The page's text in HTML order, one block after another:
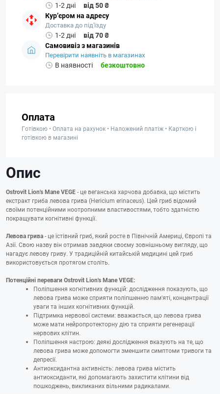
1-2 дні
від 50 ₴
Кур’єром на адресу
Доставка до під'їзду
1-2 дні
від 70 ₴
Самовивіз з магазинів
Перевірити наявніть в магазинах
В наявності безкоштовно
Оплата
Готівкою • Оплата на рахунок • Наложений платіж • Карткою і
готівкою в магазині
Опис
Ostrovit Lion's Mane VEGE- це веганська харчова добавка, що містить
екстракт гриба левова грива (Hericium erinaceus). Цей гриб відомий
своїми потенційними ноотропними властивостями, тобто здатністю
покращувати когнітивні функції.
Левова грива- це їстівний гриб, який росте в Північній Америці, Європі та
Азії. Свою назву він отримав завдяки своєму зовнішньому вигляду, що
нагадує левову гриву. У традиційній китайській медицині цей гриб
використовується протягом століть.
Потенційні переваги Ostrovit Lion's Mane VEGE:
Поліпшення когнітивних функцій: дослідження показують, що
левова грива може сприяти поліпшенню пам'яті, концентрації
уваги та інших когнітивних функцій.
Підтримка нервової системи: вважається, що левова грива
може мати нейропротекторну дію та сприяти регенерації
нервових клітин.
Поліпшення настрою: деякі дослідження вказують на те, що
левова грива може допомогти зменшити симптоми тривоги та
депресії.
Антиоксидантна активність: левова грива містить
антиоксиданти, які допомагають захистити клітини від
пошкоджень, викликаних вільними радикалами.